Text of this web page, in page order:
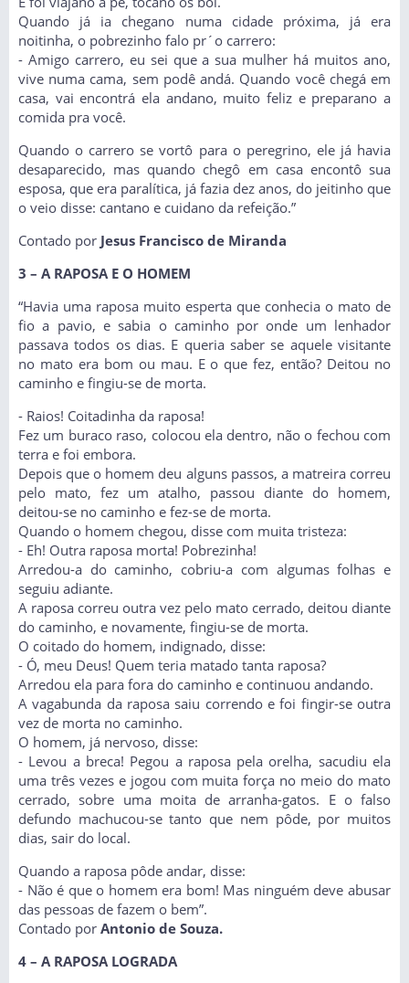
Quando já ia chegano numa cidade próxima, já era
noitinha, o pobrezinho falo pr´o carrero:
- Amigo carrero, eu sei que a sua mulher há muitos ano,
vive numa cama, sem podê andá. Quando você chegá em
casa, vai encontrá ela andano, muito feliz e preparano a
comida pra você.
Quando o carrero se vortô para o peregrino, ele já havia
desaparecido, mas quando chegô em casa encontô sua
esposa, que era paralítica, já fazia dez anos, do jeitinho que
o veio disse: cantano e cuidano da refeição.”
Contado por Jesus Francisco de Miranda
3 – A RAPOSA E O HOMEM
“Havia uma raposa muito esperta que conhecia o mato de
fio a pavio, e sabia o caminho por onde um lenhador
passava todos os dias. E queria saber se aquele visitante
no mato era bom ou mau. E o que fez, então? Deitou no
caminho e fingiu-se de morta.
- Raios! Coitadinha da raposa!
Fez um buraco raso, colocou ela dentro, não o fechou com
terra e foi embora.
Depois que o homem deu alguns passos, a matreira correu
pelo mato, fez um atalho, passou diante do homem,
deitou-se no caminho e fez-se de morta.
Quando o homem chegou, disse com muita tristeza:
- Eh! Outra raposa morta! Pobrezinha!
Arredou-a do caminho, cobriu-a com algumas folhas e
seguiu adiante.
A raposa correu outra vez pelo mato cerrado, deitou diante
do caminho, e novamente, fingiu-se de morta.
O coitado do homem, indignado, disse:
- Ó, meu Deus! Quem teria matado tanta raposa?
Arredou ela para fora do caminho e continuou andando.
A vagabunda da raposa saiu correndo e foi fingir-se outra
vez de morta no caminho.
O homem, já nervoso, disse:
- Levou a breca! Pegou a raposa pela orelha, sacudiu ela
uma três vezes e jogou com muita força no meio do mato
cerrado, sobre uma moita de arranha-gatos. E o falso
defundo machucou-se tanto que nem pôde, por muitos
dias, sair do local.
Quando a raposa pôde andar, disse:
- Não é que o homem era bom! Mas ninguém deve abusar
das pessoas de fazem o bem”.
Contado por Antonio de Souza.
4 – A RAPOSA LOGRADA